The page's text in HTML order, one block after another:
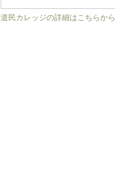
道民カレッジの詳細はこちらから